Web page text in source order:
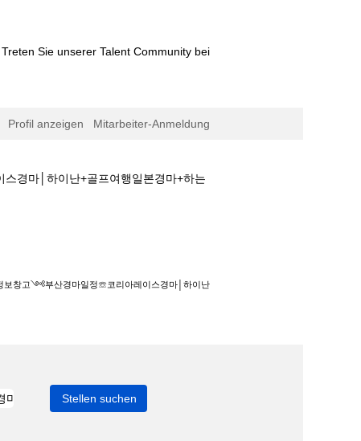
Treten Sie unserer Talent Community bei
Profil anzeigen Mitarbeiter-Anmeldung
경마│하이난+골프여행일본경마+하는
보창고༺부산경마일정☏코리아레이스경마│하이난